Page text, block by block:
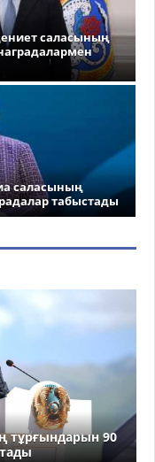
саласының
саласының
табыстады
тұрғындарын 90